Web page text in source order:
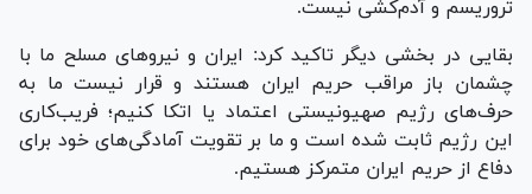
تروریسم و آدم‌کشی نیست.
بقایی در بخشی دیگر تاکید کرد: ایران و نیروهای مسلح ما با
چشمان باز مراقب حریم ایران هستند و قرار نیست ما به
حرف‌های رژیم صهیونیستی اعتماد یا اتکا کنیم؛ فریب‌کاری
این رژیم ثابت شده است و ما بر تقویت آمادگی‌های خود برای
دفاع از حریم ایران متمرکز هستیم.